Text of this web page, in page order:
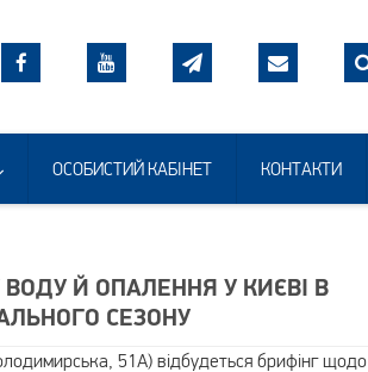
ОСОБИСТИЙ КАБІНЕТ КОНТАКТИ
Й ОПАЛЕННЯ У КИЄВІ В
СЕЗОНУ
51А) відбудеться брифінг щодо